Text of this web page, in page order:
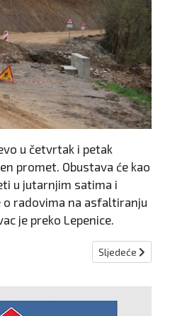
u četvrtak i petak
promet. Obustava će kao
u jutarnjim satima i
o radovima na asfaltiranju
je preko Lepenice.
izvršitelja u građevinskom
Sljedeći članak:
Sljedeće